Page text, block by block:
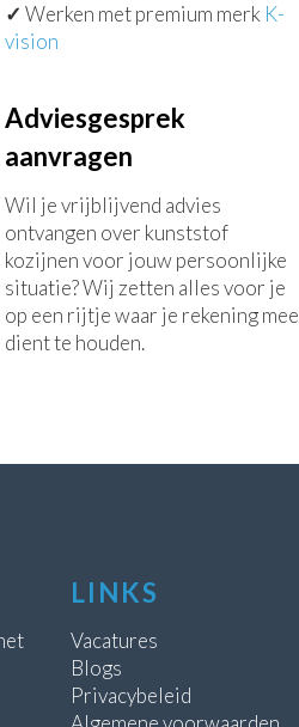
✓ Werken met premium merk K-
vision
Adviesgesprek
aanvragen
Wil je vrijblijvend advies
ontvangen over kunststof
kozijnen voor jouw persoonlijke
situatie? Wij zetten alles voor je
op een rijtje waar je rekening mee
dient te houden.
LINKS
Vacatures
Blogs
Privacybeleid